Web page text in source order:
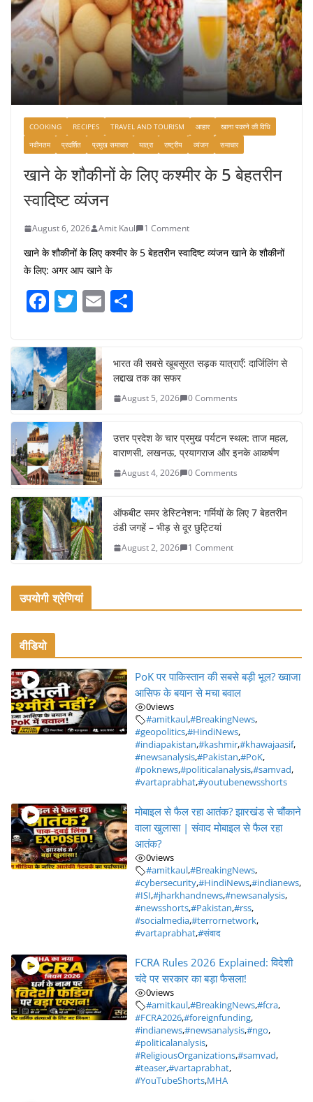
COOKING RECIPES TRAVEL AND TOURISM आहार
खाना पकाने की विधि
नवीनतम
प्रदर्शित प्रमुख समाचार यात्रा राष्ट्रीय व्यंजन समाचार
खाने के शौकीनों के लिए कश्मीर के 5 बेहतरीन
स्वादिष्ट व्यंजन
August 6, 2026 Amit Kaul 1 Comment
खाने के शौकीनों के लिए कश्मीर के 5 बेहतरीन स्वादिष्ट व्यंजन खाने के शौकीनों
के लिए: अगर आप खाने के
F
c
e
b
o
o
k
T
itt
er
E
e
भारत की सबसे खूबसूरत सड़क यात्राएँ: दार्जिलिंग से
लद्दाख तक का सफर
August 5, 2026 0 Comments
उत्तर प्रदेश के चार प्रमुख पर्यटन स्थल: ताज महल,
वाराणसी, लखनऊ, प्रयागराज और इनके आकर्षण
August 4, 2026 0 Comments
ऑफबीट समर डेस्टिनेशन: गर्मियों के लिए 7 बेहतरीन
ठंडी जगहें – भीड़ से दूर छुट्टियां
August 2, 2026 1 Comment
उपयोगी श्रेणियां
वीडियो
PoK पर पाकिस्तान की सबसे बड़ी भूल? ख्वाजा
आसिफ के बयान से मचा बवाल
0views
#amitkaul,#BreakingNews,
#geopolitics,#HindiNews,
#indiapakistan,#kashmir,#khawajaasif,
#newsanalysis,#Pakistan,#PoK,
#poknews,#politicalanalysis,#samvad,
#vartaprabhat,#youtubenewsshorts
मोबाइल से फैल रहा आतंक? झारखंड से चौंकाने
वाला खुलासा | संवाद मोबाइल से फैल रहा
आतंक?
0views
#amitkaul,#BreakingNews,
#cybersecurity,#HindiNews,#indianews,
#ISI,#jharkhandnews,#newsanalysis,
#newsshorts,#Pakistan,#rss,
#socialmedia,#terrornetwork,
#vartaprabhat,#संवाद
FCRA Rules 2026 Explained: विदेशी
चंदे पर सरकार का बड़ा फैसला!
0views
#amitkaul,#BreakingNews,#fcra,
#FCRA2026,#foreignfunding,
#indianews,#newsanalysis,#ngo,
#politicalanalysis,
#ReligiousOrganizations,#samvad,
#teaser,#vartaprabhat,
#YouTubeShorts,MHA